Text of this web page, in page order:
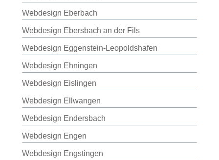
Webdesign Eberbach
Webdesign Ebersbach an der Fils
Webdesign Eggenstein-Leopoldshafen
Webdesign Ehningen
Webdesign Eislingen
Webdesign Ellwangen
Webdesign Endersbach
Webdesign Engen
Webdesign Engstingen